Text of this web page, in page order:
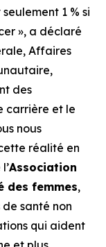
1 % si
», a déclaré
Affaires
des
carrière et le
nous
réalité en
Association
des femmes,
santé non
qui aident